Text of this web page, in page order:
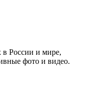
в России и мире,
фото и видео.